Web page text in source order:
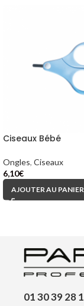
Ciseaux Bébé
Ongles, Ciseaux
6,10€
AJOUTER AU PANIER
01 30 39 28